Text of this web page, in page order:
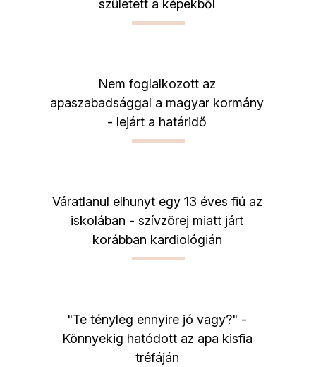
született a képekből
Nem foglalkozott az
apaszabadsággal a magyar kormány
- lejárt a határidő
Váratlanul elhunyt egy 13 éves fiú az
iskolában - szívzörej miatt járt
korábban kardiológián
"Te tényleg ennyire jó vagy?" -
Könnyekig hatódott az apa kisfia
tréfáján